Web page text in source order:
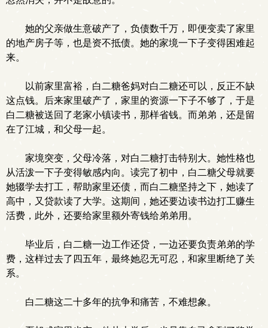
她的父亲做生意破产了，负债数千万，即便变卖了家里
的地产房子等，也是资不抵债。她的家境一下子变得困难起
来。
以前家里富裕，白二糖爸妈对白二糖还可以，反正不缺
这点钱。后来家里破产了，家里的资源一下子不够了，于是
白二糖被送回了老家小镇读书，那样省钱。而弟弟，还是留
在了江城，和父母一起。
家境突变，父母冷落，对白二糖打击特别大。她性格也
从活泼一下子变得敏感内向。读完了初中，白二糖父母就要
她辍学去打工，帮助家里还债，而白二糖坚持之下，她读了
高中，又贷款读了大学。这期间，她还要边读书边打工赚生
活费，此外，还要给家里额外寄钱给弟弟用。
毕业后，白二糖一边工作还贷，一边还要负责弟弟的学
费，这样过去了四五年，最终她忍无可忍，和家里断绝了关
系。
白二糖这二十多年的抗争和痛苦，不难想象。